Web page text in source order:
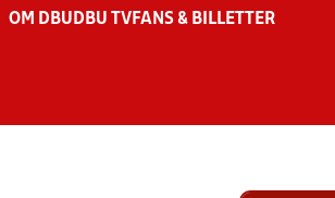
OM DBU DBU TV FANS & BILLETTER